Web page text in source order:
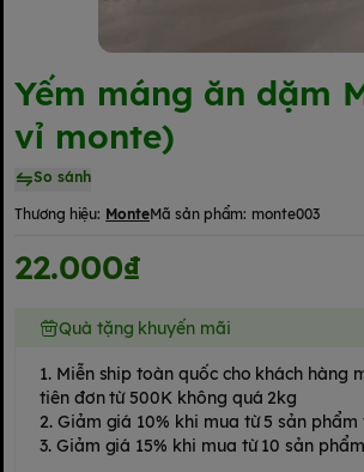
Yếm máng ăn dặm
vỉ monte)
So sánh
Thương hiệu: MonteMã sản phẩm: monte003
22.000₫
Quà tặng khuyến mãi
1. Miễn ship toàn quốc cho khách hàng
tiên đơn từ 500K không quá 2kg
2. Giảm giá 10% khi mua từ 5 sản
3. Giảm giá 15% khi mua từ 10 sản